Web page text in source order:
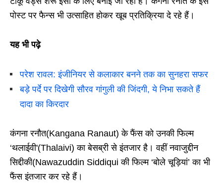
पोस्ट पर फैन्स भी उत्साहित होकर खूब प्रतिक्रिया दे रहे हैं।
यह भी पढ़े
परेश रावल: इंजीनियर से कलाकार बनने तक का सुनहरा सफर
बड़े पर्दे पर दिखेगी सौरव गांगुली की जिंदगी, ये निभा सकते हैं
दादा का किरदार
कंगना रनौत(Kangana Ranaut) के फैंस को उनकी फिल्म
‘थलाईवी'(Thalaivi) का बेसब्री से इंतजार है। वहीं नवाजुद्दीन
सिद्दीकी(Nawazuddin Siddiqui की फिल्म ‘बोले चूड़ियां’ का भी
फैंस इंतजार कर रहे हैं।